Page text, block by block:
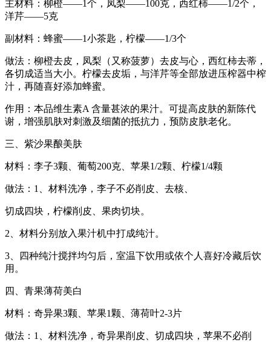
主材料：柳橙——1个，凤梨——100克，西红柿——1/2个，
洋芹——5克
副材料：蜂蜜——1小茶匙，柠檬——1/3个
做法：柳橙去皮，凤梨（又称菠萝）去皮与心，西红柿去蒂，
各切成适当大小。柠檬去皮垢，与洋芹等全部放进压榨器中榨
汁，再随喜好添加蜂蜜。
作用：本品维生素A 含量甚浓的果汁。可提高皮肤的新陈代
谢，增强肌肤对刺激及细菌的抵抗力，预防皮肤老化。
三、紫沙果酿美肤
材料：李子3颗、葡萄200克、苹果1/2颗、柠檬1/4颗
做法：1、材料洗净，李子不必削皮、去核、
切成四块，柠檬削皮、果肉切块。
2、材料分别放入果汁机中打成纯汁。
3、四种纯汁搅拌均匀后，室温下饮用或依个人喜好冷藏后饮
用。
四、青果薄荷美白
材料：奇异果3颗、苹果1颗、薄荷叶2-3片
做法：1、材料洗净，奇异果削皮、切成四块，苹果不必削